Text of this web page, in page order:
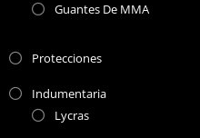
Guantes De MMA
Protecciones
Indumentaria
Lycras